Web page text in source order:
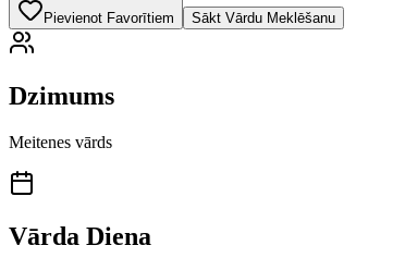
Pievienot Favorītiem Sākt Vārdu Meklēšanu
Dzimums
Meitenes vārds
Vārda Diena